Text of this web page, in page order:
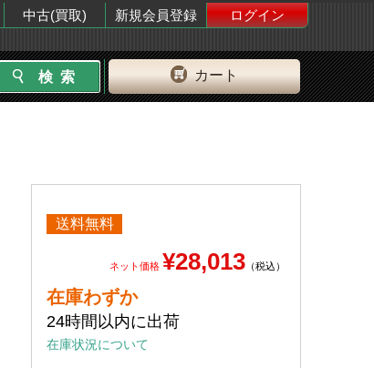
中古(買取) 新規会員登録
ログイン
カート
送料無料
ネット価格 ¥28,013 （税込）
在庫わずか
24時間以内に出荷
在庫状況について